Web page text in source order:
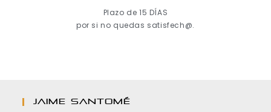
Plazo de 15 DÍAS
por si no quedas satisfech@.
JAIME SANTOMÉ